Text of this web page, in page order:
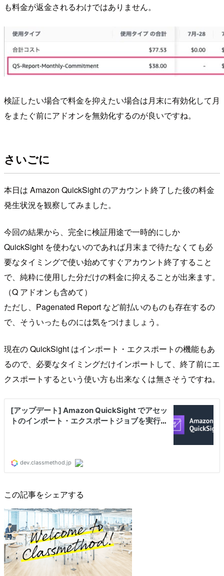
も料金が返金されるわけではありません。
検証したい場合で料金を抑えたい場合は月末に有効化して月
をまたぐ前にアドオンを無効化するのが良いですね。
さいごに
本日は Amazon QuickSight のアカウント終了した後の料金
発生状況を観察してみました。
今回の結果から、完全に検証用途で一時的にしか
QuickSight を使わないのであれば月末まで待たなくても必
要なタイミングで使い始めてすぐアカウント終了すること
で、純粋に使用した分だけの料金に抑えることが出来ます。
（Q アドオンも含めて）
ただし、Pagenated Report など前払いのものも存在するの
で、そういったものには気をつけましょう。
現在の QuickSight はインポート・エクスポートの機能もあ
るので、必要なタイミングだけインポートして、終了前にエ
クスポートするという使い方も出来なくは無さそうですね。
この記事をシェアする